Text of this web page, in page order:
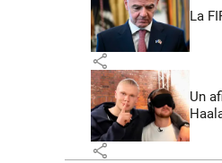
La
share
Un
share